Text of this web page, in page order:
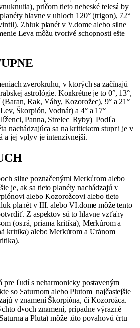
pričom tieto nebeské telesá by
hlavne v uhloch 120° (trigon), 72°
Zhluk planét v V.dome alebo silne
Leva môžu tvorivé schopnosti ešte
zverokruhu, v ktorých sa začínajú
astrológie. Konkrétne je to 0°, 13°,
(Baran, Rak, Váhy, Kozorožec), 9° a 21°
Škorpión, Vodnár) a 4° a 17°
Panna, Strelec, Ryby). Podľa
nachádzajúca sa na kritickom stupni je v
a jej vplyv je intenzívnejší.
silne poznačenými Merkúrom alebo
je, ak sa tieto planéty nachádzajú v
alebo Kozorožcovi alebo tieto
planét v III. alebo VI.dome môže tento
Z aspektov sú to hlavne vzťahy
(ostrá, priama kritika), Merkúrom a
kritika) alebo Merkúrom a Uránom
pre ľudí s neharmonicky postaveným
so Saturnom alebo Plutom, najčastejšie
v znamení Škorpióna, či Kozorožca.
dvoch znamení, prípadne výrazné
a Pluta) môže túto povahovú črtu